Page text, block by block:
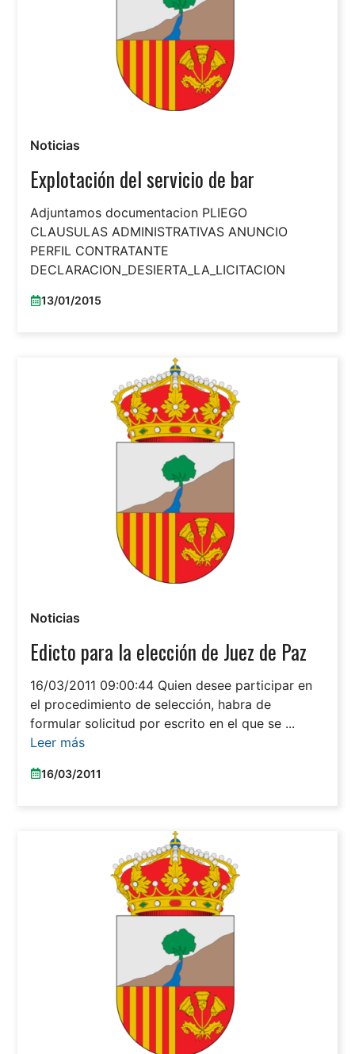
Noticias
Explotación del servicio de bar
Adjuntamos documentacion PLIEGO
CLAUSULAS ADMINISTRATIVAS ANUNCIO
PERFIL CONTRATANTE
DECLARACION_DESIERTA_LA_LICITACION
13/01/2015
Noticias
Edicto para la elección de Juez de Paz
16/03/2011 09:00:44 Quien desee participar en
el procedimiento de selección, habra de
formular solicitud por escrito en el que se ...
Leer más
16/03/2011